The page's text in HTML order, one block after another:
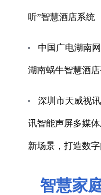
听”智慧酒店系统
中国广电湖南
湖南蜗牛智慧酒店
深圳市天威视
讯智能声屏多媒
新场景，打造数
智慧家